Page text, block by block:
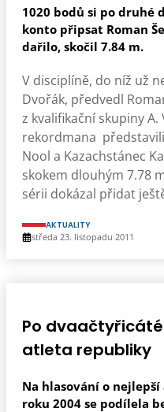
1020 bodů si po druhé
konto připsat Roman
dařilo, skočil 7.84 m.
V disciplíně, do níž už
Dvořák, předvedl
z kvalifikační skupiny
rekordmana
Nool a Kazachstánec
skokem dlouhým 7.78
sérii dokázal přidat
AKTUALITY
středa 23. listopadu 2011
Po
atleta republiky
Na hlasování o
roku 2004 se podílela